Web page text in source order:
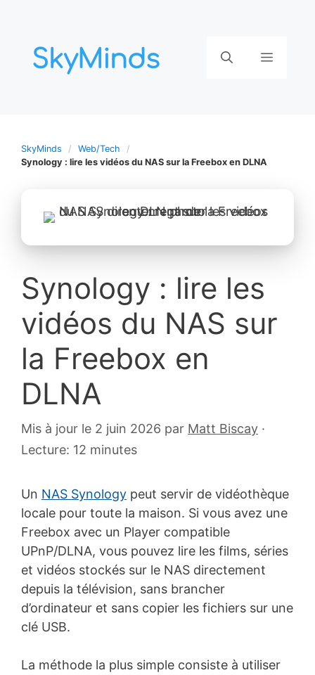
contenu
Menu
SkyMinds
Web/Tech
Synology : lire les vidéos du NAS sur la Freebox en DLNA
Synology : lire les
vidéos du NAS sur
la Freebox en
DLNA
Mis à jour le 2 juin 2026 23
par Matt Biscay ·
Lecture: 12 minutes
Un NAS Synology peut servir de vidéothèque
locale pour toute la maison. Si vous avez une
Freebox avec un Player compatible
UPnP/DLNA, vous pouvez lire les films, séries
et vidéos stockés sur le NAS directement
depuis la télévision, sans brancher
d’ordinateur et sans copier les fichiers sur une
clé USB.
La méthode la plus simple consiste à utiliser